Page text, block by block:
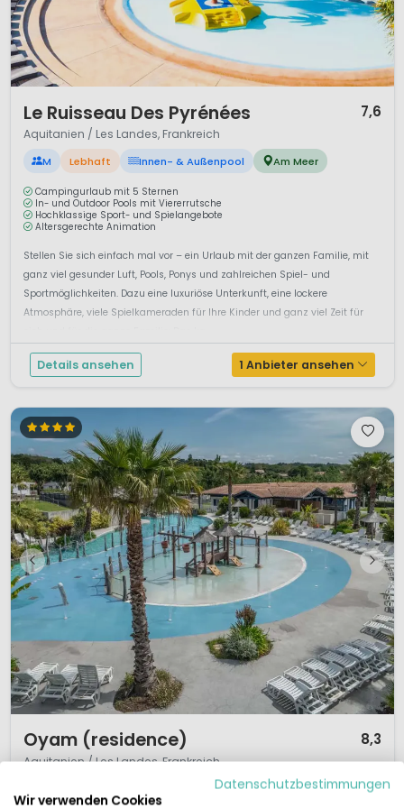
Mountainbiken, Rafting oder Küstenradwege sorgen für
abwechslungsreiche Ferientage. Gleichzeitig lädt das milde
Klima zum Entspannen ein.
Camping in den Pyrénées-Atlantiques verbindet
einzigartige Region für Familien, Surfer und Naturliebhaber,
die Atlantik und Pyrenäen in einem Urlaub erleben möchten.
Le Ruisseau Des Pyrénées 7,6
Aquitanien / Les Landes, Frankreich
M Lebhaft Innen- & Außenpool Am Meer
Campingurlaub mit 5 Sternen
In- und Outdoor Pools mit Viererrutsche
Hochklassige Sport- und Spielangebote
Altersgerechte Animation
Stellen Sie sich einfach mal vor – ein Urlaub mit der ganzen Familie, mit
ganz viel gesunder Luft, Pools, Ponys und zahlreichen Spiel- und
Sportmöglichkeiten. Dazu eine luxuriöse Unterkunft, eine lockere
Atmosphäre, viele Spielkameraden für Ihre Kinder und ganz viel Zeit für
Details ansehen 1 Anbieter ansehen
Oyam (residence) 8,3
Aquitanien / Les Landes, Frankreich
Datenschutzbestimmungen
Wir verwenden Cookies